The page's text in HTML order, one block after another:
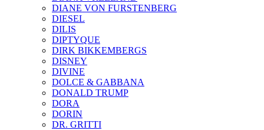
DIANE VON FURSTENBERG
DIESEL
DILIS
DIPTYQUE
DIRK BIKKEMBERGS
DISNEY
DIVINE
DOLCE & GABBANA
DONALD TRUMP
DORA
DORIN
DR. GRITTI